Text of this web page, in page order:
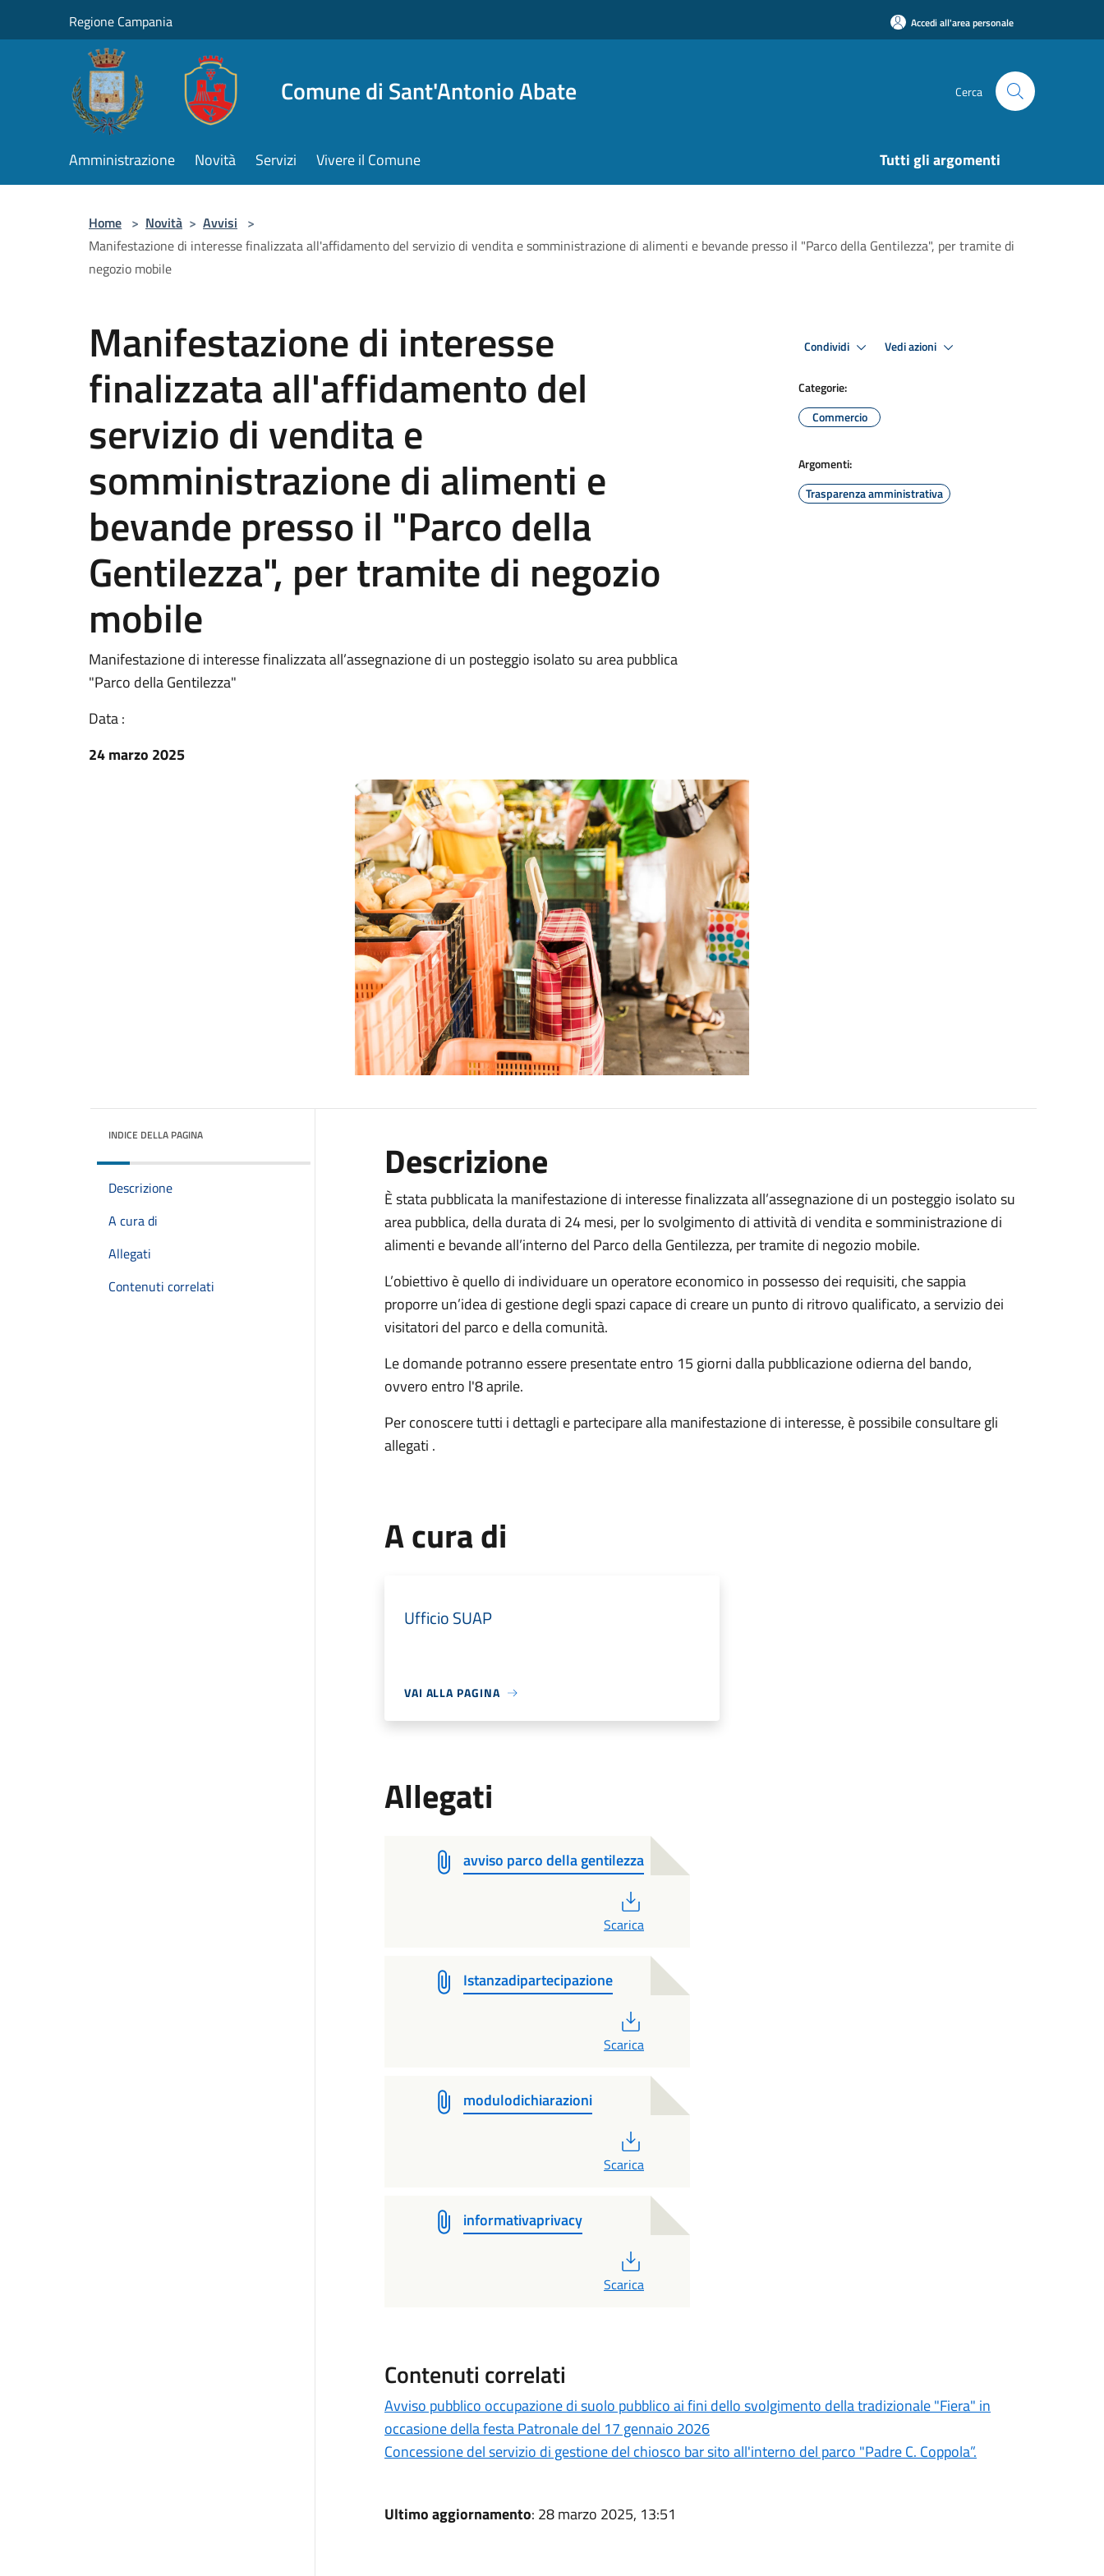
Regione Campania Accedi all'area personale
Comune di Sant'Antonio Abate Cerca
Amministrazione Novità Servizi Vivere il Comune Tutti gli argomenti
Home > Novità > Avvisi >
Manifestazione di interesse finalizzata all'affidamento del servizio di vendita e somministrazione di alimenti e bevande presso il "Parco della Gentilezza", per tramite di
negozio mobile
Manifestazione di interesse
finalizzata all'affidamento del
servizio di vendita e
somministrazione di alimenti e
bevande presso il "Parco della
Gentilezza", per tramite di negozio
mobile
Manifestazione di interesse finalizzata all’assegnazione di un posteggio isolato su area pubblica
"Parco della Gentilezza"
Data :
24 marzo 2025
Condividi Vedi azioni
Categorie:
Commercio
Argomenti:
Trasparenza amministrativa
INDICE DELLA PAGINA
Descrizione
A cura di
Allegati
Contenuti correlati
Descrizione
È stata pubblicata la manifestazione di interesse finalizzata all’assegnazione di un posteggio isolato su
area pubblica, della durata di 24 mesi, per lo svolgimento di attività di vendita e somministrazione di
alimenti e bevande all’interno del Parco della Gentilezza, per tramite di negozio mobile.
L’obiettivo è quello di individuare un operatore economico in possesso dei requisiti, che sappia
proporre un’idea di gestione degli spazi capace di creare un punto di ritrovo qualificato, a servizio dei
visitatori del parco e della comunità.
Le domande potranno essere presentate entro 15 giorni dalla pubblicazione odierna del bando,
ovvero entro l'8 aprile.
Per conoscere tutti i dettagli e partecipare alla manifestazione di interesse, è possibile consultare gli
allegati .
A cura di
Ufficio SUAP
VAI ALLA PAGINA
Allegati
avviso parco della gentilezza
Scarica
Istanzadipartecipazione
Scarica
modulodichiarazioni
Scarica
informativaprivacy
Scarica
Contenuti correlati
Avviso pubblico occupazione di suolo pubblico ai fini dello svolgimento della tradizionale "Fiera" in
occasione della festa Patronale del 17 gennaio 2026
Concessione del servizio di gestione del chiosco bar sito all'interno del parco "Padre C. Coppola”.
Ultimo aggiornamento: 28 marzo 2025, 13:51